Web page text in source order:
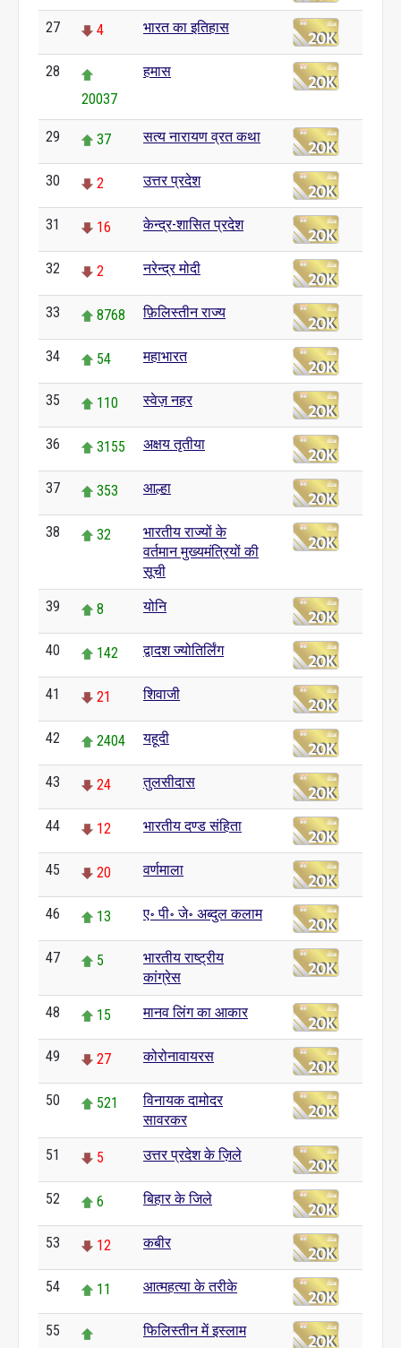
27 4 भारत का इतिहास
28
20037
हमास
29 37 सत्य नारायण व्रत कथा
30 2 उत्तर प्रदेश
31 16 केन्द्र-शासित प्रदेश
32 2 नरेन्द्र मोदी
33 8768 फ़िलिस्तीन राज्य
34 54 महाभारत
35 110 स्वेज़ नहर
36 3155 अक्षय तृतीया
37 353 आल्हा
38 32
भारतीय राज्यों के
वर्तमान मुख्यमंत्रियों की
सूची
39 8 योनि
40 142 द्वादश ज्योतिर्लिंग
41 21 शिवाजी
42 2404 यहूदी
43 24 तुलसीदास
44 12 भारतीय दण्ड संहिता
45 20 वर्णमाला
46 13 ए॰ पी॰ जे॰ अब्दुल कलाम
47 5
भारतीय राष्ट्रीय
कांग्रेस
48 15 मानव लिंग का आकार
49 27 कोरोनावायरस
50 521
विनायक दामोदर
सावरकर
51 5 उत्तर प्रदेश के ज़िले
52 6 बिहार के जिले
53 12 कबीर
54 11 आत्महत्या के तरीके
55 फिलिस्तीन में इस्लाम